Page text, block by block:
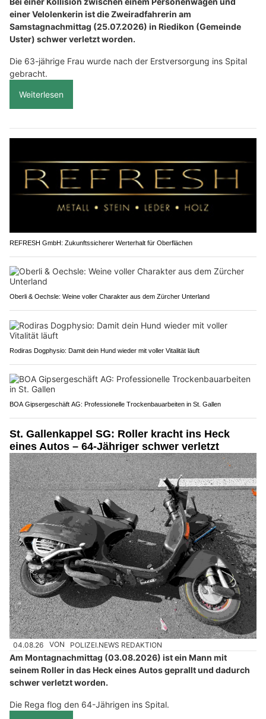
einer Velolenkerin ist die Zweiradfahrerin am
Samstagnachmittag (25.07.2026) in Riedikon (Gemeinde
Uster) schwer verletzt worden.
Die 63-jährige Frau wurde nach der Erstversorgung ins Spital
gebracht.
Weiterlesen
REFRESH GmbH: Zukunftssicherer Werterhalt für Oberflächen
Oberli & Oechsle: Weine voller Charakter aus dem Zürcher Unterland
Rodiras Dogphysio: Damit dein Hund wieder mit voller Vitalität läuft
BOA Gipsergeschäft AG: Professionelle Trockenbauarbeiten in St. Gallen
St. Gallenkappel SG: Roller kracht ins Heck
eines Autos – 64-Jähriger schwer verletzt
04.08.26 VON POLIZEI.NEWS REDAKTION
Am Montagnachmittag (03.08.2026) ist ein Mann mit
seinem Roller in das Heck eines Autos geprallt und dadurch
schwer verletzt worden.
Die Rega flog den 64-Jährigen ins Spital.